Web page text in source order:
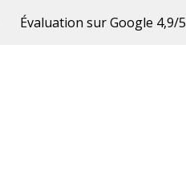
Évaluation sur Google 4,9/5